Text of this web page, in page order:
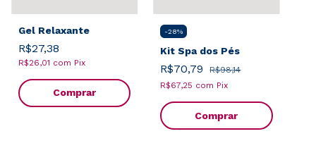
Gel Relaxante
R$27,38
R$26,01 com Pix
Comprar
-28%
Kit Spa dos Pés
R$70,79
R$98,14
R$67,25 com Pix